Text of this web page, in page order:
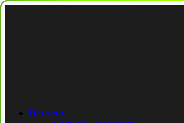
Новости